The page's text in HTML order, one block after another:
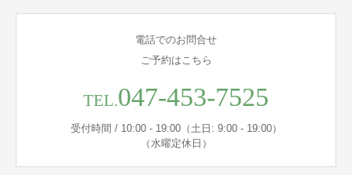
電話でのお問合せ
ご予約はこちら
TEL.047-453-7525
受付時間 / 10:00 - 19:00（土日: 9:00 - 19:00）
（水曜定休日）